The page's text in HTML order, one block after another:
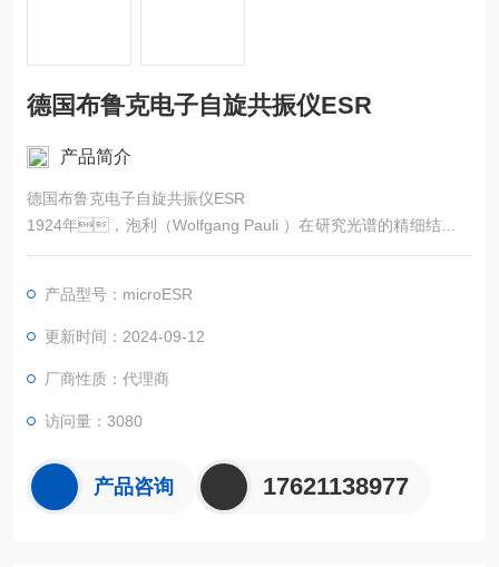
德国布鲁克电子自旋共振仪ESR
产品简介
德国布鲁克电子自旋共振仪ESR
1924年，泡利（Wolfgang Pauli ）在研究光谱的精细结构时
提出泡利不相容原理。
理的启发，提出电子具有内禀运动—自旋，并
有与电子自旋相联系的自旋磁矩。
察MnCl2、CuCl2等顺磁性盐类
产品型号：microESR
更新时间：2024-09-12
厂商性质：代理商
访问量：3080
产品咨询 17621138977